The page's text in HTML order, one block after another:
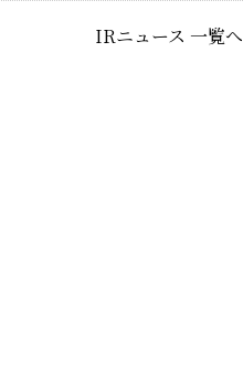
IRニュース 一覧へ